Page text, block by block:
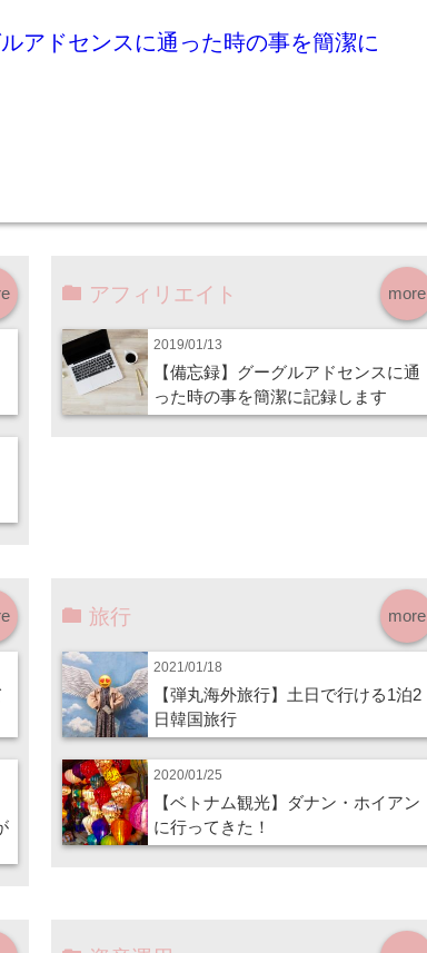
ルアドセンスに通った時の事を簡潔に
more
アフィリエイト
2019/01/13
【備忘録】グーグルアドセンスに通
った時の事を簡潔に記録します
more
旅行
2021/01/18
【弾丸海外旅行】土日で行ける1泊2
日韓国旅行
2020/01/25
【ベトナム観光】ダナン・ホイアン
に行ってきた！